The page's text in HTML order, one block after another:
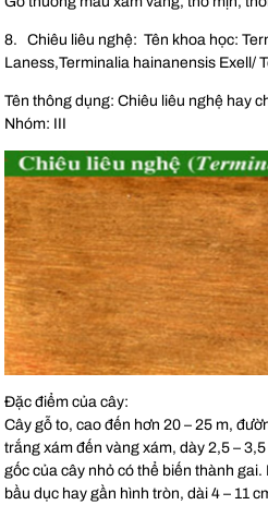
8. Chiêu liêu nghệ: Tên khoa học:
Laness,Terminalia hainanensis Exell/
Tên thông dụng: Chiêu liêu nghệ hay
Nhóm: III
Đặc điểm của cây:
Cây gỗ to, cao đến hơn 20 – 25 m,
trắng xám đến vàng xám, dày 2,5 –
gốc của cây nhỏ có thể biến thành
bầu dục hay gần hình tròn, dài 4 – 11